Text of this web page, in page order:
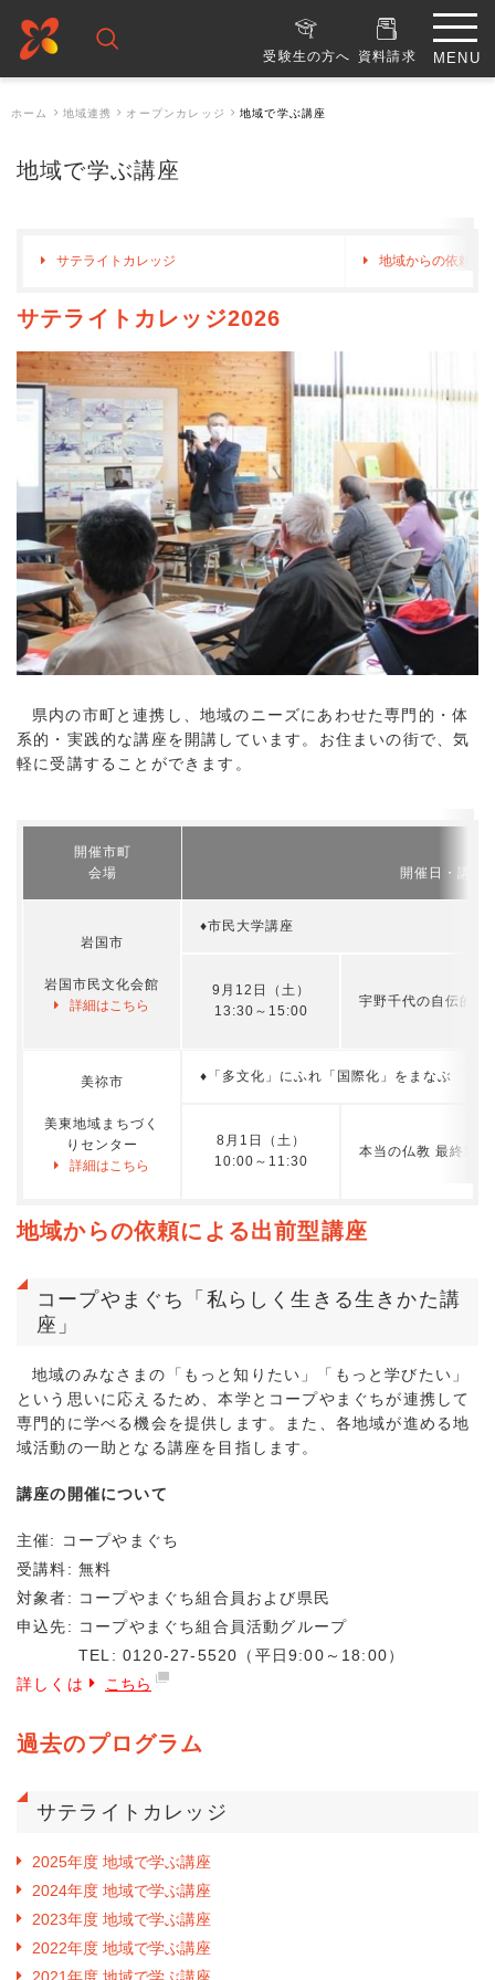
受験生の方へ 資料請求
ホーム 地域連携 オープンカレッジ 地域で学ぶ講座
地域で学ぶ講座
サテライトカレッジ 地域からの依頼に
サテライトカレッジ2026
県内の市町と連携し、地域のニーズにあわせた専門的・体
系的・実践的な講座を開講しています。お住まいの街で、気
軽に受講することができます。
開催市町
会場
開催日・講座
岩国市
岩国市民文化会館
詳細はこちら
♦市民大学講座
9月12日（土）
13:30～15:00
宇野千代の自伝的小
美祢市
美東地域まちづく
りセンター
詳細はこちら
♦「多文化」にふれ「国際化」をまなぶ
8月1日（土）
10:00～11:30
本当の仏教 最終章
地域からの依頼による出前型講座
コープやまぐち「私らしく生きる生きかた講
座」
地域のみなさまの「もっと知りたい」「もっと学びたい」
という思いに応えるため、本学とコープやまぐちが連携して
専門的に学べる機会を提供します。また、各地域が進める地
域活動の一助となる講座を目指します。
講座の開催について
主催: コープやまぐち
受講料: 無料
対象者: コープやまぐち組合員および県民
申込先: コープやまぐち組合員活動グループ
TEL: 0120-27-5520（平日9:00～18:00）
詳しくは
こちら
過去のプログラム
サテライトカレッジ
2025年度 地域で学ぶ講座
2024年度 地域で学ぶ講座
2023年度 地域で学ぶ講座
2022年度 地域で学ぶ講座